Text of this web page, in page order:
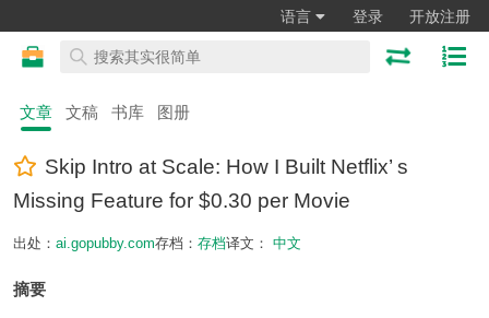
语言 登录 开放注册
文章 文稿 书库 图册
Skip Intro at Scale: How I Built Netflix’ s
Missing Feature for $0.30 per Movie
出处： ai.gopubby.com存档： 存档译文： 中文
摘要